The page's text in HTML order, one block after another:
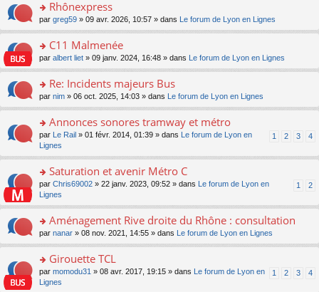
ré
c
e
lu
pl
s
ré
c
nt
e
n
o
n
le
u
s
ré
e
nt
e
s
g
e
n
o
lu
pl
u
ré
e
nt
ult
er
le
m
e
a
g
e
n
n
pl
u
ré
e
nt
o
n
ult
er
le
m
e
a
g
e
n
o
lu
u
s
ré
e
nt
Rhônexpress
par greg59 » 09 avr. 2026, 10:57 » dans Le forum de Lyon en Lignes
o
n
ult
er
le
m
e
s
g
e
n
o
n
le
u
s
ré
C11 Malmenée
par albert liet » 09 janv. 2024, 16:48 » dans Le forum de Lyon en Lignes
o
n
ult
er
le
m
e
s
s
e
n
o
n
le
Re: Incidents majeurs Bus
par nim » 06 oct. 2025, 14:03 » dans Le forum de Lyon en Lignes
o
s
er
le
m
e
s
s
e
n
o
Annonces sonores tramway et métro
1 2 3 4
par Le Rail » 01 févr. 2014, 01:39 » dans
Le forum de Lyon en
Lignes
o
s
er
le
m
e
s
s
Saturation et avenir Métro C
1 2
par Chris69002 » 22 janv. 2023, 09:52 » dans
Le forum de Lyon en
Lignes
o
n
ult
er
le
Aménagement Rive droite du Rhône : consultation
par nanar » 08 nov. 2021, 14:55 » dans Le forum de Lyon en Lignes
o
Girouette TCL
1 2 3 4
par momodu31 » 08 avr. 2017, 19:15 » dans
Le forum de Lyon en
Lignes